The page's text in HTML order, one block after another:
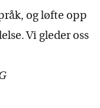
og løfte opp
Vi gleder oss